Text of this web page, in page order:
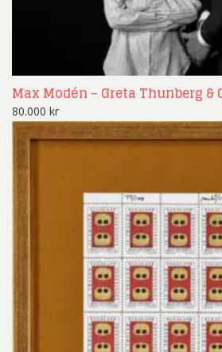
Max Modén – Greta Thunberg &
80.000 kr